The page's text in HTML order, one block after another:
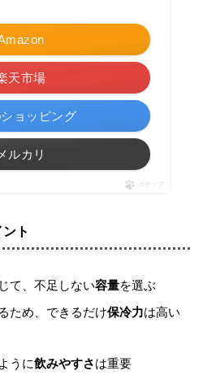
天市場
ョッピング
メルカリ
ポチップ
ト
て、不足しない容量を選ぶ
ため、できるだけ保冷力は高い
うに飲みやすさは重要